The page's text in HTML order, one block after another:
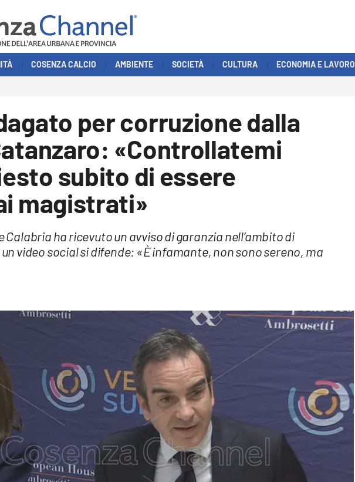
COSENZA CALCIO AMBIENTE SOCIETÀ CULTURA ECONOMIA E LAVORO
per corruzione dalla
«Controllatemi
subito di essere
magistrati»
Calabria ha ricevuto un avviso di garanzia nell’ambito di
video social si difende: «È infamante, non sono sereno, ma